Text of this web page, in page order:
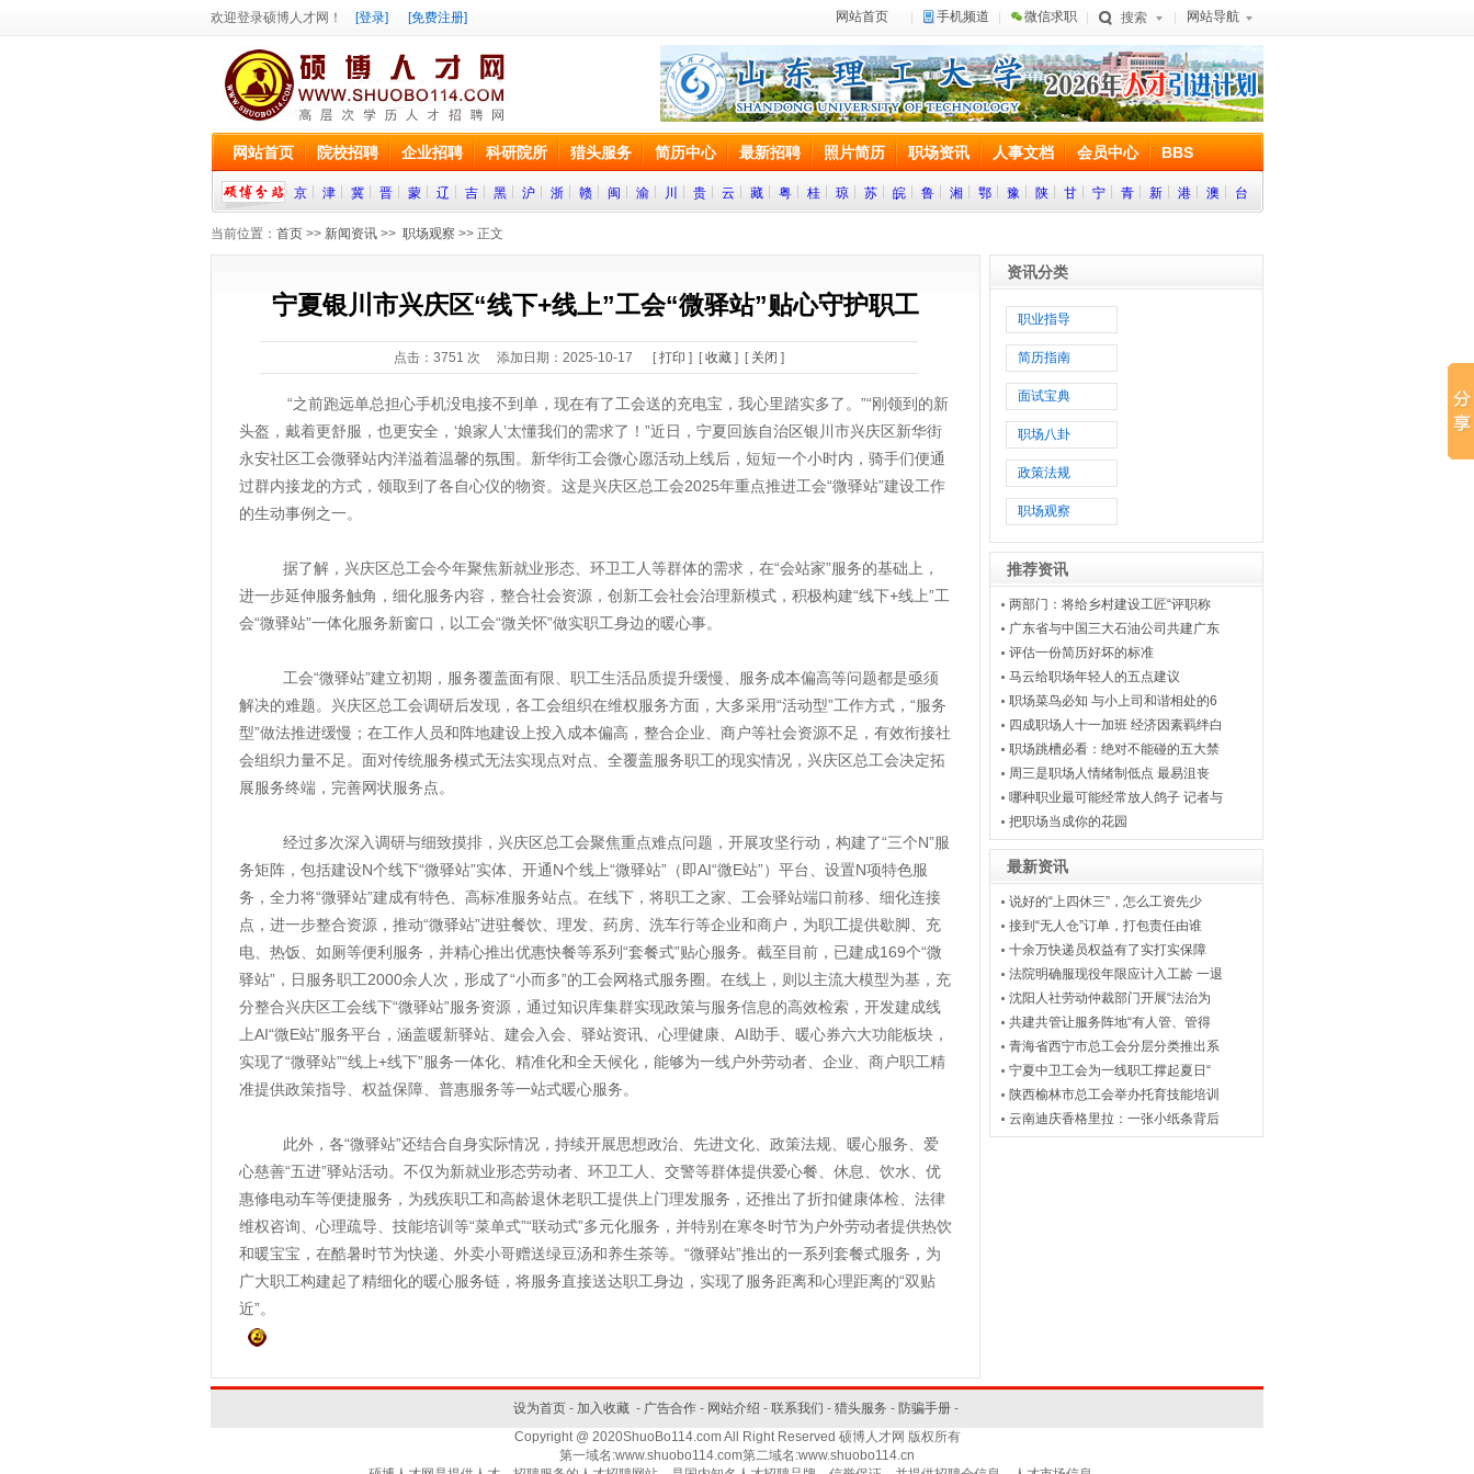
欢迎登录硕博人才网！ [登录] [免费注册] 网站导航
搜索
微信求职
手机频道
网站首页
网站首页 院校招聘 企业招聘 科研院所 猎头服务 简历中心 最新招聘 照片简历 职场资讯 人事文档 会员中心 BBS
京 津 冀 晋 蒙 辽 吉 黑 沪 浙 赣 闽 渝 川 贵 云 藏 粤 桂 琼 苏 皖 鲁 湘 鄂 豫 陕 甘 宁 青 新 港 澳 台
当前位置： 首页 >> 新闻资讯 >> 职场观察 >> 正文
宁夏银川市兴庆区“线下+线上”工会“微驿站”贴心守护职工
点击： 3751 次 添加日期：2025-10-17 [打印 ] [收藏 ] [ 关闭 ]
“之前跑远单总担心手机没电接不到单，现在有了工会送的充电宝，我心里踏实多了。”“刚领到的新
头盔，戴着更舒服，也更安全，‘娘家人’太懂我们的需求了！”近日，宁夏回族自治区银川市兴庆区新华街
永安社区工会微驿站内洋溢着温馨的氛围。新华街工会微心愿活动上线后，短短一个小时内，骑手们便通
过群内接龙的方式，领取到了各自心仪的物资。这是兴庆区总工会2025年重点推进工会“微驿站”建设工作
的生动事例之一。
据了解，兴庆区总工会今年聚焦新就业形态、环卫工人等群体的需求，在“会站家”服务的基础上，
进一步延伸服务触角，细化服务内容，整合社会资源，创新工会社会治理新模式，积极构建“线下+线上”工
会“微驿站”一体化服务新窗口，以工会“微关怀”做实职工身边的暖心事。
工会“微驿站”建立初期，服务覆盖面有限、职工生活品质提升缓慢、服务成本偏高等问题都是亟须
解决的难题。兴庆区总工会调研后发现，各工会组织在维权服务方面，大多采用“活动型”工作方式，“服务
型”做法推进缓慢；在工作人员和阵地建设上投入成本偏高，整合企业、商户等社会资源不足，有效衔接社
会组织力量不足。面对传统服务模式无法实现点对点、全覆盖服务职工的现实情况，兴庆区总工会决定拓
展服务终端，完善网状服务点。
经过多次深入调研与细致摸排，兴庆区总工会聚焦重点难点问题，开展攻坚行动，构建了“三个N”服
务矩阵，包括建设N个线下“微驿站”实体、开通N个线上“微驿站”（即AI“微E站”）平台、设置N项特色服
务，全力将“微驿站”建成有特色、高标准服务站点。在线下，将职工之家、工会驿站端口前移、细化连接
点，进一步整合资源，推动“微驿站”进驻餐饮、理发、药房、洗车行等企业和商户，为职工提供歇脚、充
电、热饭、如厕等便利服务，并精心推出优惠快餐等系列“套餐式”贴心服务。截至目前，已建成169个“微
驿站”，日服务职工2000余人次，形成了“小而多”的工会网格式服务圈。在线上，则以主流大模型为基，充
分整合兴庆区工会线下“微驿站”服务资源，通过知识库集群实现政策与服务信息的高效检索，开发建成线
上AI“微E站”服务平台，涵盖暖新驿站、建会入会、驿站资讯、心理健康、AI助手、暖心券六大功能板块，
实现了“微驿站”“线上+线下”服务一体化、精准化和全天候化，能够为一线户外劳动者、企业、商户职工精
准提供政策指导、权益保障、普惠服务等一站式暖心服务。
此外，各“微驿站”还结合自身实际情况，持续开展思想政治、先进文化、政策法规、暖心服务、爱
心慈善“五进”驿站活动。不仅为新就业形态劳动者、环卫工人、交警等群体提供爱心餐、休息、饮水、优
惠修电动车等便捷服务，为残疾职工和高龄退休老职工提供上门理发服务，还推出了折扣健康体检、法律
维权咨询、心理疏导、技能培训等“菜单式”“联动式”多元化服务，并特别在寒冬时节为户外劳动者提供热饮
和暖宝宝，在酷暑时节为快递、外卖小哥赠送绿豆汤和养生茶等。“微驿站”推出的一系列套餐式服务，为
广大职工构建起了精细化的暖心服务链，将服务直接送达职工身边，实现了服务距离和心理距离的“双贴
近”。
资讯分类
职业指导
简历指南
面试宝典
职场八卦
政策法规
职场观察
推荐资讯
两部门：将给乡村建设工匠“评职称
广东省与中国三大石油公司共建广东
评估一份简历好坏的标准
马云给职场年轻人的五点建议
职场菜鸟必知 与小上司和谐相处的6
四成职场人十一加班 经济因素羁绊白
职场跳槽必看：绝对不能碰的五大禁
周三是职场人情绪制低点 最易沮丧
哪种职业最可能经常放人鸽子 记者与
把职场当成你的花园
最新资讯
说好的“上四休三”，怎么工资先少
接到“无人仓”订单，打包责任由谁
十余万快递员权益有了实打实保障
法院明确服现役年限应计入工龄 一退
沈阳人社劳动仲裁部门开展“法治为
共建共管让服务阵地“有人管、管得
青海省西宁市总工会分层分类推出系
宁夏中卫工会为一线职工撑起夏日“
陕西榆林市总工会举办托育技能培训
云南迪庆香格里拉：一张小纸条背后
设为首页- 加入收藏- 广告合作- 网站介绍 - 联系我们 - 猎头服务 - 防骗手册-
Copyright @ 2020ShuoBo114.com All Right Reserved 硕博人才网 版权所有
第一域名:www.shuobo114.com第二域名:www.shuobo114.cn